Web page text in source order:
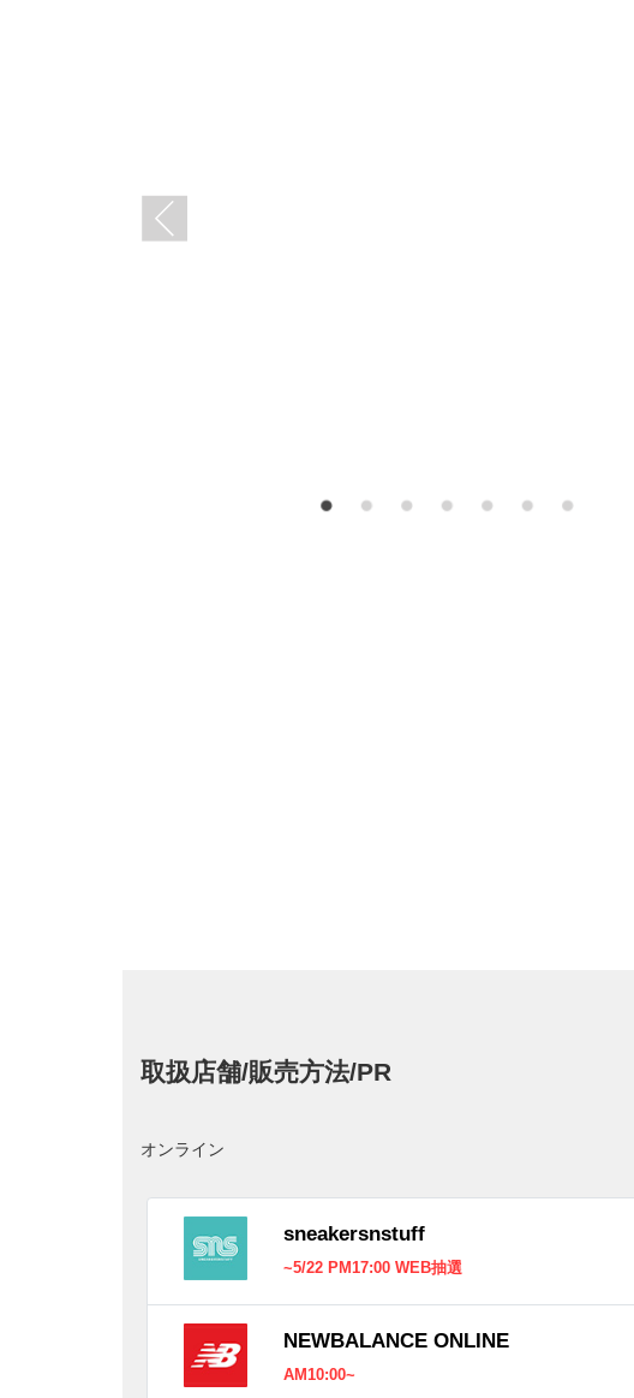
取扱店舗/販売方法/PR
オンライン
sneakersnstuff
~5/22 PM17:00 WEB抽選
NEWBALANCE ONLINE
AM10:00~